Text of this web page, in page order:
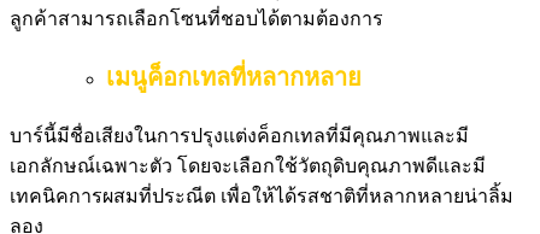
ลูกค้าสามารถเลือกโซนที่ชอบได้ตามต้องการ
เมนูค็อกเทลที่หลากหลาย
บาร์นี้มีชื่อเสียงในการปรุงแต่งค็อกเทลที่มีคุณภาพและมี
เอกลักษณ์เฉพาะตัว โดยจะเลือกใช้วัตถุดิบคุณภาพดีและมี
เทคนิคการผสมที่ประณีต เพื่อให้ได้รสชาติที่หลากหลายน่าลิ้ม
ลอง